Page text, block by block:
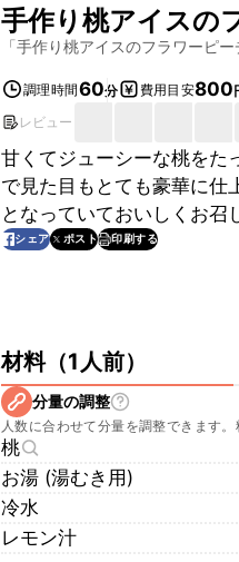
手作り桃アイスの
「手作り桃アイスのフラワーピー
調理時間60分 費用目安800
レビュー
甘くてジューシーな桃をた
で見た目もとても豪華に仕
となっていておいしくお召
シェア ポスト 印刷する
材料（1人前）
分量の調整
人数に合わせて分量を調整できます
桃
お湯 (湯むき用)
冷水
レモン汁